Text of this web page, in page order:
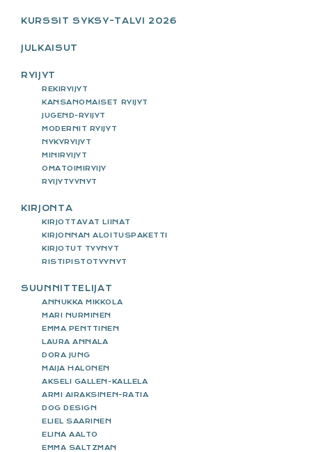
KURSSIT SYKSY-TALVI 2026
JULKAISUT
RYIJYT
REKIRYIJYT
KANSANOMAISET RYIJYT
JUGEND-RYIJYT
MODERNIT RYIJYT
NYKYRYIJYT
MINIRYIJYT
OMATOIMIRYIJY
RYIJYTYYNYT
KIRJONTA
KIRJOTTAVAT LIINAT
KIRJONNAN ALOITUSPAKETTI
KIRJOTUT TYYNYT
RISTIPISTOTYYNYT
SUUNNITTELIJAT
ANNUKKA MIKKOLA
MARI NURMINEN
EMMA PENTTINEN
LAURA ANNALA
DORA JUNG
MAIJA HALONEN
AKSELI GALLEN-KALLELA
ARMI AIRAKSINEN-RATIA
DOG DESIGN
ELIEL SAARINEN
ELINA AALTO
EMMA SALTZMAN